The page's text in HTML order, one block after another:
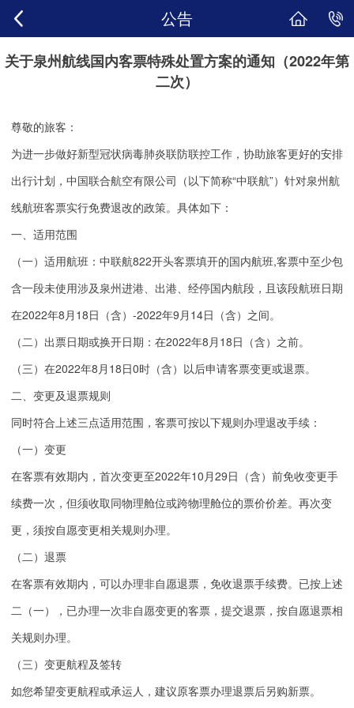
公告
关于泉州航线国内客票特殊处置方案的通知（2022年第
二次）
尊敬的旅客：
为进一步做好新型冠状病毒肺炎联防联控工作，协助旅客更好的安排
出行计划，中国联合航空有限公司（以下简称“中联航”）针对泉州航
线航班客票实行免费退改的政策。具体如下：
一、适用范围
（一）适用航班：中联航822开头客票填开的国内航班,客票中至少包
含一段未使用涉及泉州进港、出港、经停国内航段，且该段航班日期
在2022年8月18日（含）-2022年9月14日（含）之间。
（二）出票日期或换开日期：在2022年8月18日（含）之前。
（三）在2022年8月18日0时（含）以后申请客票变更或退票。
二、变更及退票规则
同时符合上述三点适用范围，客票可按以下规则办理退改手续：
（一）变更
在客票有效期内，首次变更至2022年10月29日（含）前免收变更手
续费一次，但须收取同物理舱位或跨物理舱位的票价价差。再次变
更，须按自愿变更相关规则办理。
（二）退票
在客票有效期内，可以办理非自愿退票，免收退票手续费。已按上述
二（一），已办理一次非自愿变更的客票，提交退票，按自愿退票相
关规则办理。
（三）变更航程及签转
如您希望变更航程或承运人，建议原客票办理退票后另购新票。